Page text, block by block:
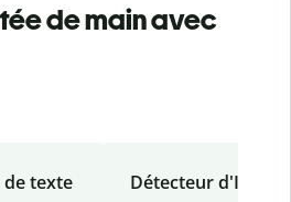
de main avec
texte Détecteur d'IA